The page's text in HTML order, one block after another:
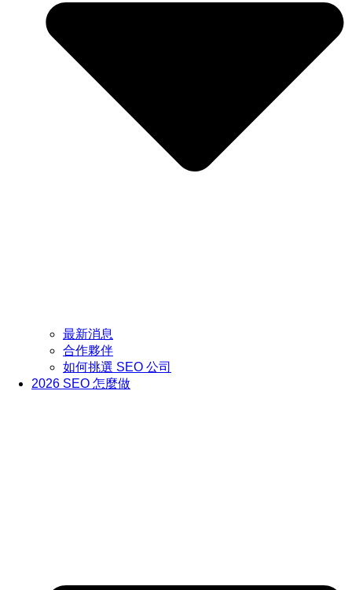
最新消息
合作夥伴
如何挑選 SEO 公司
2026 SEO 怎麼做